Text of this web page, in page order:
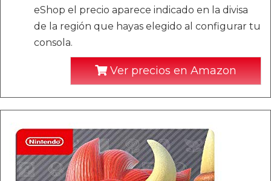
eShop el precio aparece indicado en la divisa
de la región que hayas elegido al configurar tu
consola.
Ver precios en Amazon